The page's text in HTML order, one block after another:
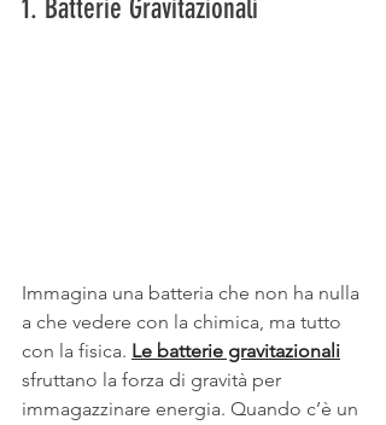
1. Batterie Gravitazionali
Immagina una batteria che non ha nulla
a che vedere con la chimica, ma tutto
con la fisica. Le batterie gravitazionali
sfruttano la forza di gravità per
immagazzinare energia. Quando c’è un